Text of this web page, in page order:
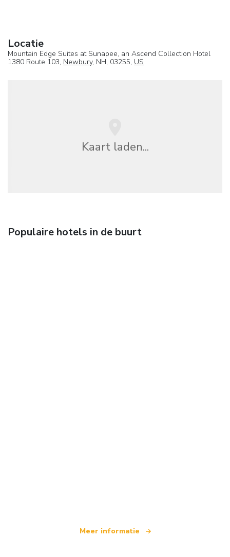
Locatie
Mountain Edge Suites at Sunapee, an Ascend Collection Hotel
1380 Route 103, Newbury, NH, 03255, US
Kaart laden...
Populaire hotels in de buurt
Meer informatie